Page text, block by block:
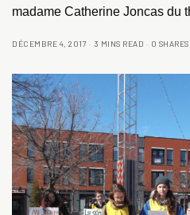
madame Catherine Joncas du
DÉCEMBRE 4, 2017 3 MINS READ 0 SHARES